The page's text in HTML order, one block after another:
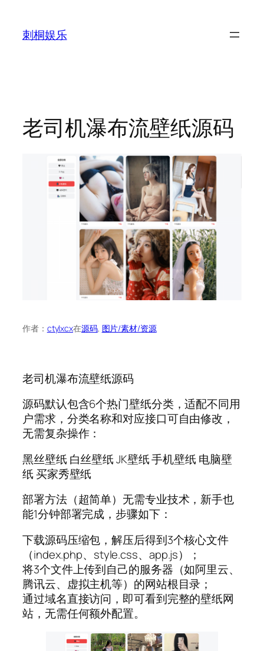
刺桐娱乐
老司机瀑布流壁纸源码
作者： ctylxcx在源码, 图片/素材/资源
老司机瀑布流壁纸源码
源码默认包含6个热门壁纸分类，适配不同用
户需求，分类名称和对应接口可自由修改，
无需复杂操作：
黑丝壁纸 白丝壁纸 JK壁纸 手机壁纸 电脑壁
纸 买家秀壁纸
部署方法（超简单）无需专业技术，新手也
能1分钟部署完成，步骤如下：
下载源码压缩包，解压后得到3个核心文件
（index.php、style.css、app.js）；
将3个文件上传到自己的服务器（如阿里云、
腾讯云、虚拟主机等）的网站根目录；
通过域名直接访问，即可看到完整的壁纸网
站，无需任何额外配置。